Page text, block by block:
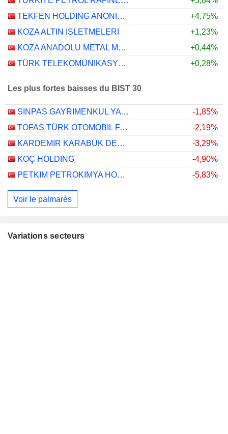
TEKFEN HOLDING ANONIM SIRKETI
+4,75%
KOZA ALTIN ISLETMELERI
+1,23%
KOZA ANADOLU METAL MADENCILIK ISLETMELERI
+0,44%
TÜRK TELEKOMÜNIKASYON ANONIM SIRKETI
+0,28%
Les plus fortes baisses du BIST 30
SINPAS GAYRIMENKUL YATIRIM ORTAKLIGI
-1,85%
TOFAS TÜRK OTOMOBIL FABRIKASI ANONIM SIRKETI
-2,19%
KARDEMIR KARABÜK DEMIR ÇELIK SANAYI VE TICARET
-3,29%
KOÇ HOLDING
-4,90%
PETKIM PETROKIMYA HOLDING ANONIM SIRKETI
-5,83%
Voir le palmarès
Variations secteurs